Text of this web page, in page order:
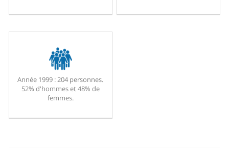
Année 1999 :204 personnes.
52% d'hommes et 48% de
femmes.